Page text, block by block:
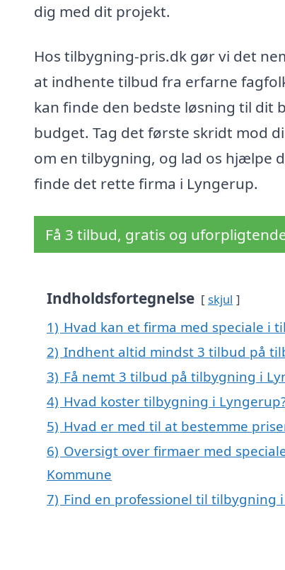
dig med dit projekt.
Hos tilbygning-pris.dk gør vi det
at indhente tilbud fra erfarne
kan finde den bedste løsning til dit
budget. Tag det første skridt mod
om en tilbygning, og lad os hjælpe
finde det rette firma i Lyngerup.
Få 3 tilbud, gratis og
Indholdsfortegnelse skjul
1) Hvad kan et firma med speciale i
2) Indhent altid mindst 3 tilbud på
3) Få nemt 3 tilbud på tilbygning i
4) Hvad koster tilbygning i
5) Hvad er med til at bestemme
6) Oversigt over firmaer med
Kommune
7) Find en professionel til tilbygning